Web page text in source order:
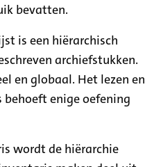
bevatten.
is een hiërarchisch
archiefstukken.
en globaal. Het lezen en
enige oefening
wordt de hiërarchie